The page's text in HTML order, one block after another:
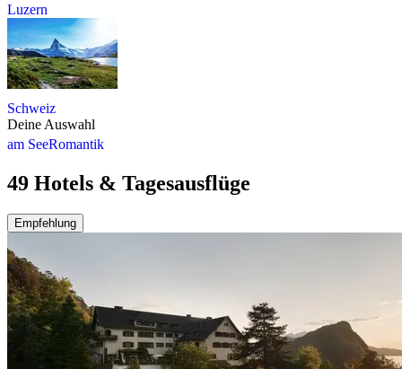
Luzern
Schweiz
Deine Auswahl
am SeeRomantik
49 Hotels & Tagesausflüge
Empfehlung